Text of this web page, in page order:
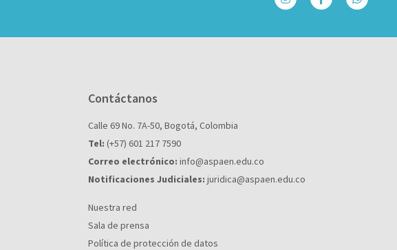
Contáctanos
Calle 69 No. 7A-50, Bogotá, Colombia
Tel: (+57) 601 217 7590
Correo electrónico: info@aspaen.edu.co
Notificaciones Judiciales: juridica@aspaen.edu.co
Nuestra red
Sala de prensa
Política de protección de datos